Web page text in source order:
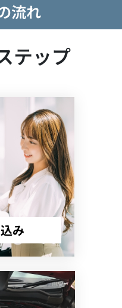
流れ
テップ
み